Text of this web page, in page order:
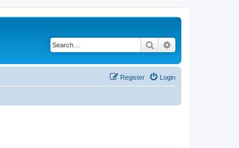
Search
Login
Register